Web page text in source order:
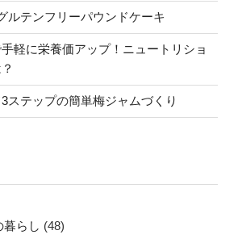
ルテンフリーパウンドケーキ
軽に栄養価アップ！ニュートリショ
ステップの簡単梅ジャムづくり
暮らし (48)